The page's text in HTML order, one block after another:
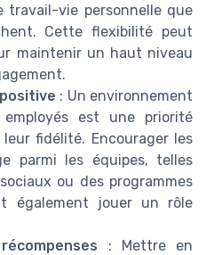
travail-vie personnelle que
Cette flexibilité peut
maintenir un haut niveau
: Un environnement
est une priorité
fidélité. Encourager les
parmi les équipes, telles
ou des programmes
également jouer un rôle
: Mettre en